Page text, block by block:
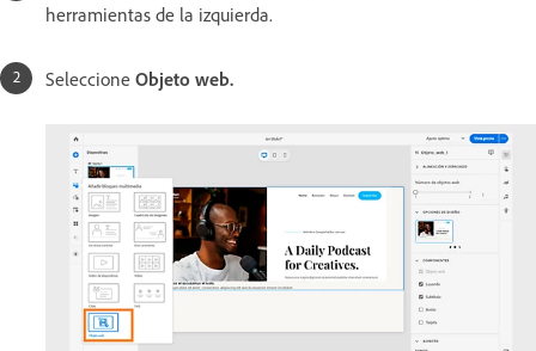
herramientas de la izquierda.
Seleccione Objeto web.